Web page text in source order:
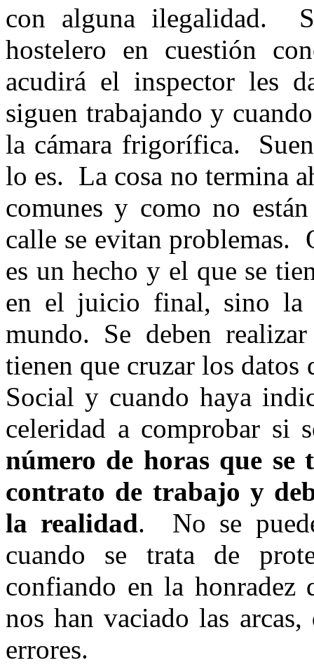
con alguna ilegalidad.
hostelero en cuestión
acudirá el inspector les
siguen trabajando y
la cámara frigorífica.
lo es. La cosa no termina
comunes y como no
calle se evitan problemas.
es un hecho y el que se
en el juicio final, sino
mundo. Se deben
tienen que cruzar los datos
Social y cuando haya
celeridad a comprobar
número de horas que se
contrato de trabajo y
la realidad. No se
cuando se trata de
confiando en la honradez
nos han vaciado las arcas,
errores.